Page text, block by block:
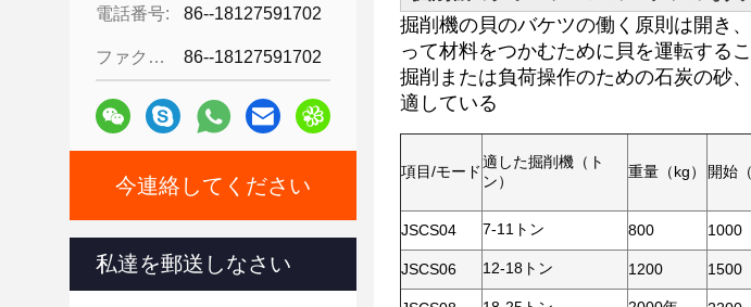
電話番号: 86--18127591702
ファクシミリ: 86--18127591702
今連絡してください
私達を郵送しなさい
掘削機の貝のバケツの働く原則は開き
って材料をつかむために貝を運転する
掘削または負荷操作のための石炭の砂
適している
項目/モード
適した掘削機（ト
ン）
重量（kg） 開始
JSCS04 7-11トン 800 1000
JSCS06 12-18トン 1200 1500